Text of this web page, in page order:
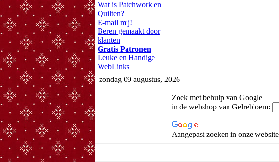
Wat is Patchwork en
Quilten?
E-mail mij!
Beren gemaakt door
klanten
Gratis Patronen
Leuke en Handige
WebLinks
zondag 09 augustus, 2026
Zoek met behulp van Google
in de webshop van Gelrebloem:
Aangepast zoeken in onze website